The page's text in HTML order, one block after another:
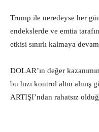
Trump ile neredeyse her
endekslerde ve emtia
etkisi sınırlı kalmaya
DOLAR’ın değer
bu hızı kontrol altın almış
ARTIŞI’ndan rahatsız